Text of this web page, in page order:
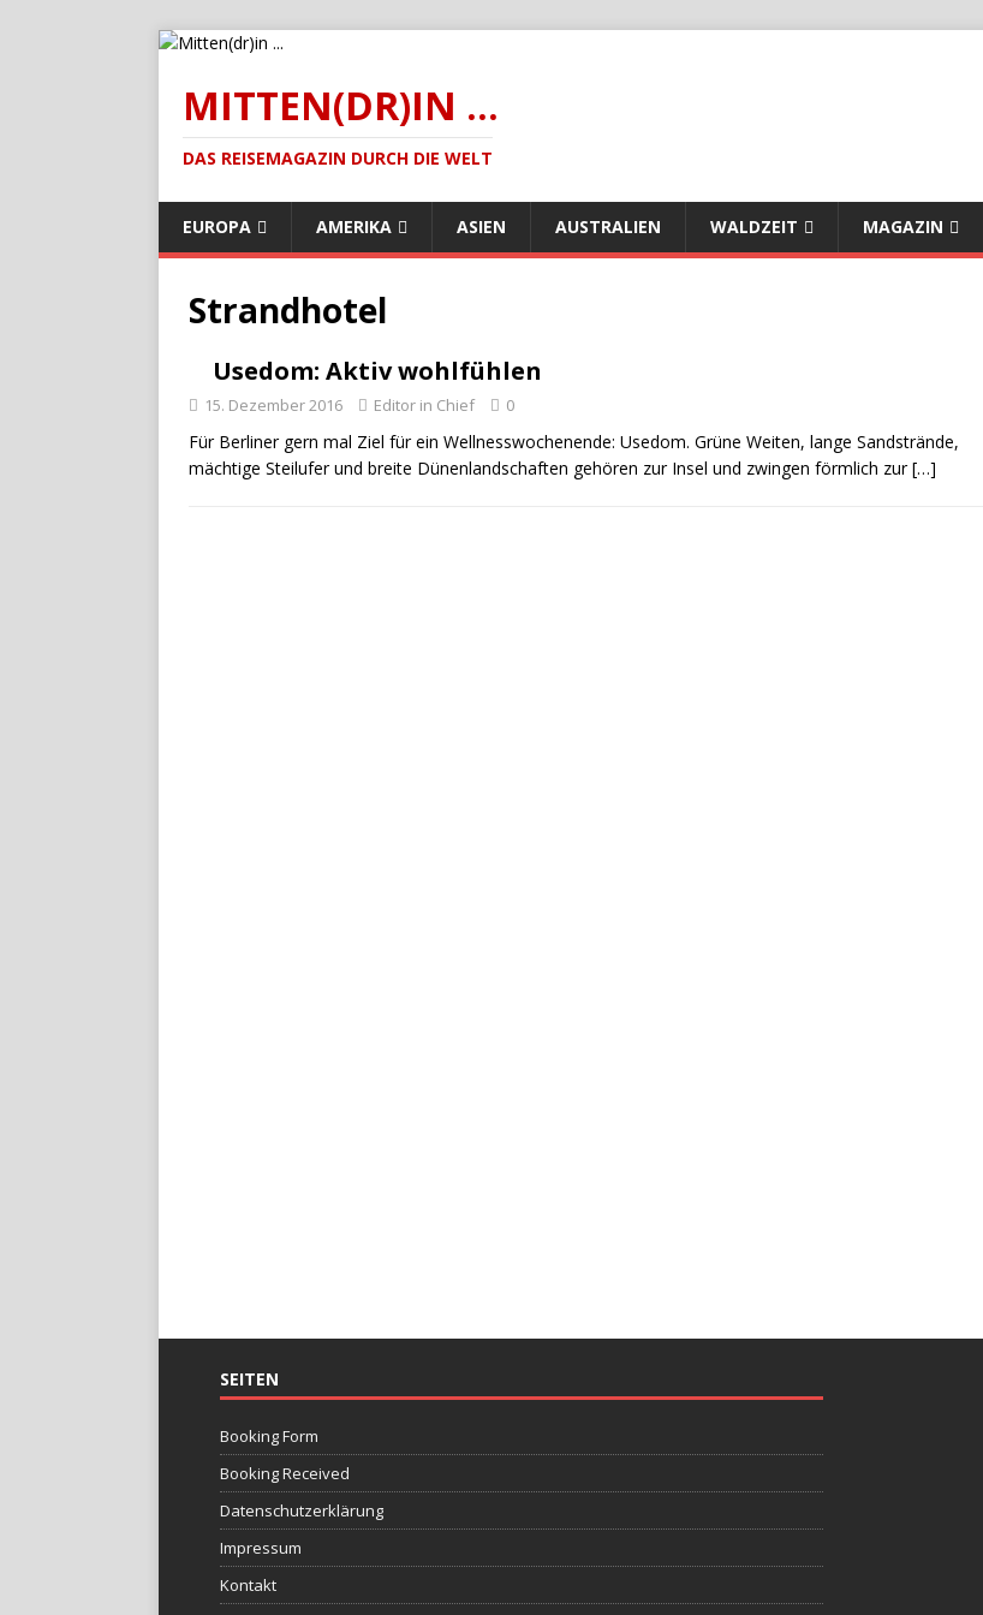
MITTEN(DR)IN ...
DAS REISEMAGAZIN DURCH DIE WELT
EUROPA AMERIKA ASIEN AUSTRALIEN WALDZEIT MAGAZIN
Strandhotel
Usedom: Aktiv wohlfühlen
15. Dezember 2016 Editor in Chief 0
Für Berliner gern mal Ziel für ein Wellnesswochenende: Usedom. Grüne Weiten, lange Sandstrände,
mächtige Steilufer und breite Dünenlandschaften gehören zur Insel und zwingen förmlich zur[…]
SEITEN
Booking Form
Booking Received
Datenschutzerklärung
Impressum
Kontakt